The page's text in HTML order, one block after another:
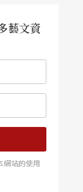
藝文資
網站的使用